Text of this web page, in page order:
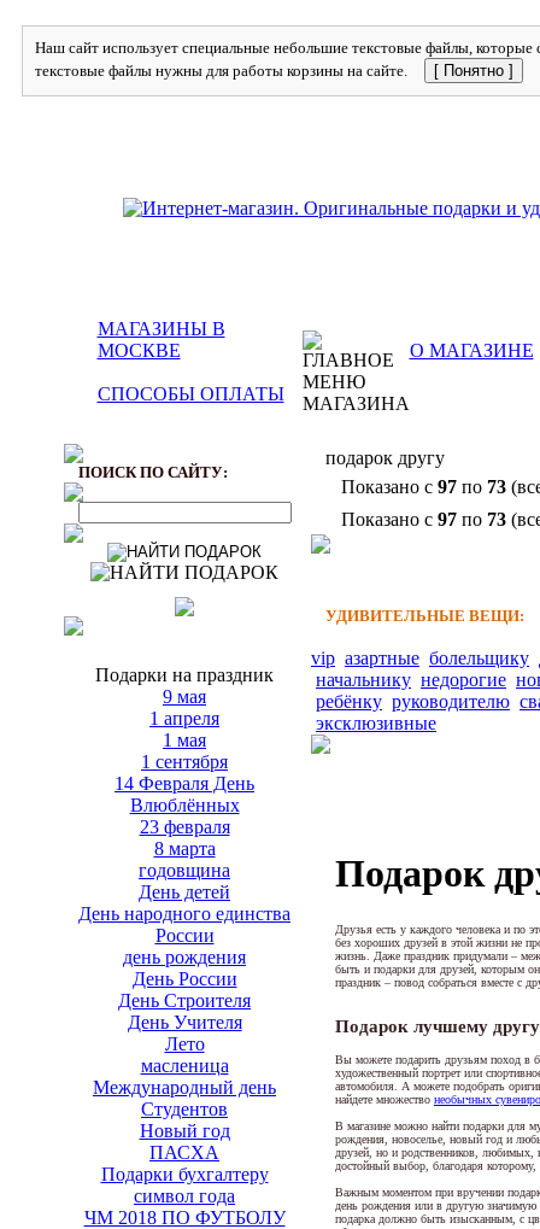
Наш сайт использует специальные небольшие текстовые файлы,
текстовые файлы нужны для работы корзины на сайте.
[ Понятно ]
МАГАЗИНЫ В
МОСКВЕ
О МАГАЗИНЕ
СПОСОБЫ ОПЛАТЫ
ПОИСК ПО САЙТУ:
Подарки на праздник
9 мая
1 апреля
1 мая
1 сентября
14 Февраля День
Влюблённых
23 февраля
8 марта
годовщина
День детей
День народного единства
России
день рождения
День России
День Строителя
День Учителя
Лето
масленица
Международный день
Студентов
Новый год
ПАСХА
Подарки бухгалтеру
символ года
ЧМ 2018 ПО ФУТБОЛУ
подарок другу
Показано с 97 по 73
Показано с 97 по 73
УДИВИТЕЛЬНЫЕ ВЕЩИ:
vip азартные болельщику
начальнику недорогие
ребёнку руководителю
эксклюзивные
Подарок
Друзья есть у каждого человека и по
без хороших друзей в этой жизни не
жизнь. Даже праздник придумали –
быть и подарки для друзей, которым
праздник – повод собраться вместе с
Подарок лучшему другу
Вы можете подарить друзьям поход в
художественный портрет или
автомобиля. А можете подобрать
найдете множество необычных
В магазине можно найти подарки для
рождения, новоселье, новый год и
друзей, но и родственников, любимых,
достойный выбор, благодаря
Важным моментом при вручении
день рождения или в другую
подарка должно быть изысканным, с